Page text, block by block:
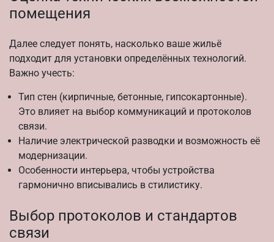
помещения
Далее следует понять, насколько ваше жильё
подходит для установки определённых технологий.
Важно учесть:
Тип стен (кирпичные, бетонные, гипсокартонные).
Это влияет на выбор коммуникаций и протоколов
связи.
Наличие электрической разводки и возможность её
модернизации.
Особенности интерьера, чтобы устройства
гармонично вписывались в стилистику.
Выбор протоколов и стандартов
связи